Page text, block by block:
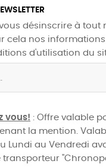
désinscrire à tout
cela nos
d'utilisation du
vous! : Offre valable
la mention.
Lundi au Vendredi